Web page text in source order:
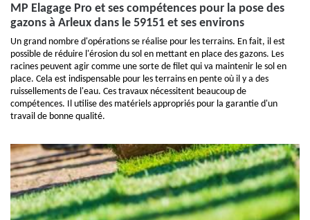
MP Elagage Pro et ses compétences pour la pose des
gazons à Arleux dans le 59151 et ses environs
Un grand nombre d'opérations se réalise pour les terrains. En fait, il est
possible de réduire l'érosion du sol en mettant en place des gazons. Les
racines peuvent agir comme une sorte de filet qui va maintenir le sol en
place. Cela est indispensable pour les terrains en pente où il y a des
ruissellements de l'eau. Ces travaux nécessitent beaucoup de
compétences. Il utilise des matériels appropriés pour la garantie d'un
travail de bonne qualité.